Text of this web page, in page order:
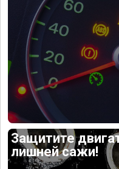
Защитите
лишней сажи!